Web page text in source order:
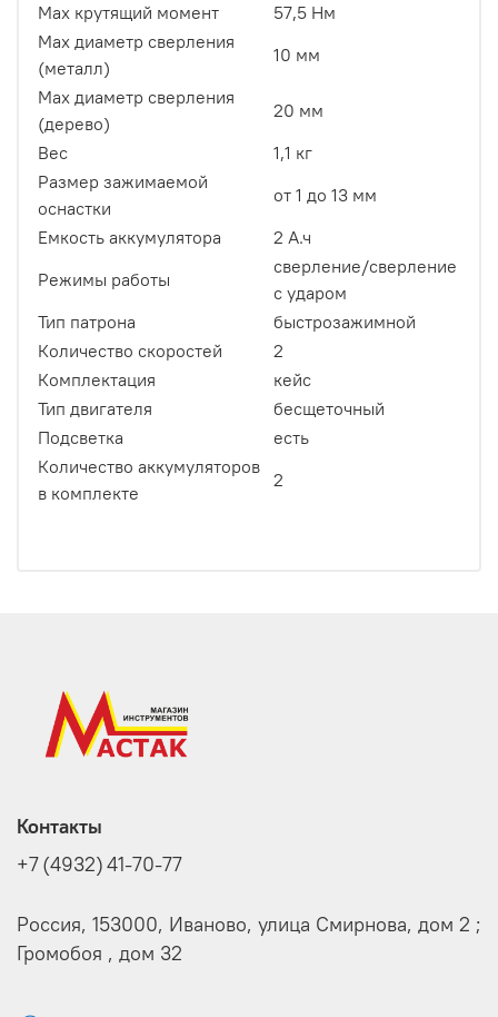
Max крутящий момент
57,5 Нм
Max диаметр сверления
(металл)
10 мм
Max диаметр сверления
(дерево)
20 мм
Вес
1,1 кг
Размер зажимаемой
оснастки
от 1 до 13 мм
Емкость аккумулятора
2 А.ч
Режимы работы
сверление/сверление
с ударом
Тип патрона
быстрозажимной
Количество скоростей
2
Комплектация
кейс
Тип двигателя
бесщеточный
Подсветка
есть
Количество аккумуляторов
в комплекте
2
Контакты
+7 (4932) 41-70-77
Россия, 153000, Иваново, улица Смирнова, дом 2 ;
Громобоя , дом 32